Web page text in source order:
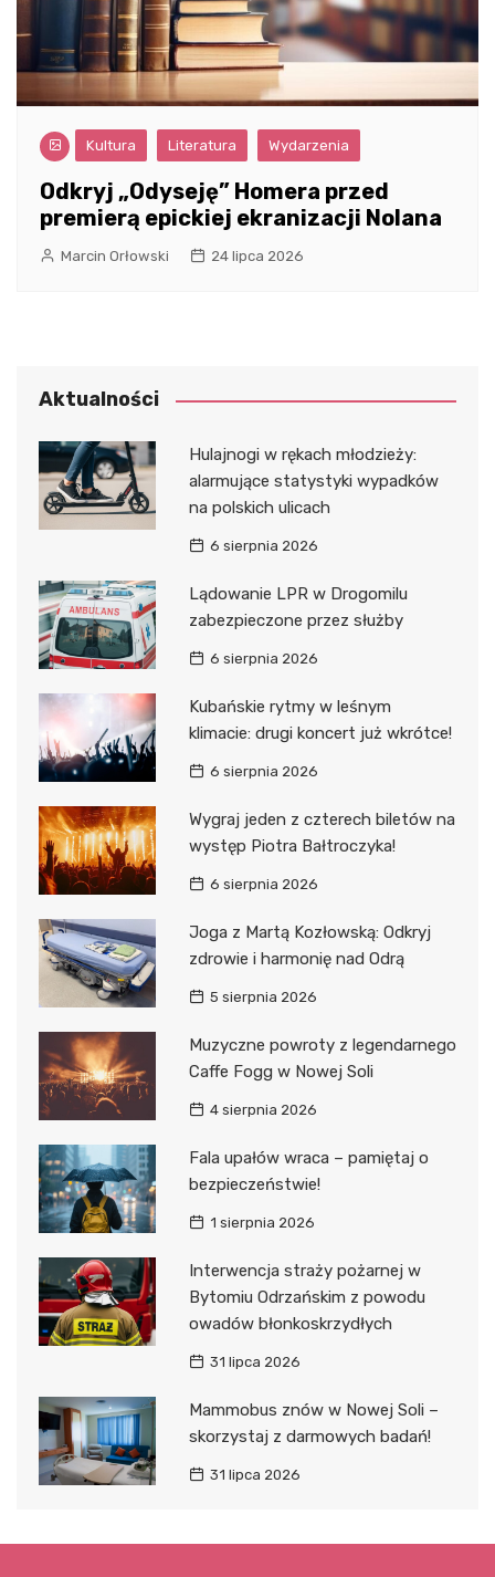
Kultura Literatura Wydarzenia
Odkryj „Odyseję” Homera przed
premierą epickiej ekranizacji Nolana
Marcin Orłowski 24 lipca 2026
Aktualności
Hulajnogi w rękach młodzieży:
alarmujące statystyki wypadków
na polskich ulicach
6 sierpnia 2026
Lądowanie LPR w Drogomilu
zabezpieczone przez służby
6 sierpnia 2026
Kubańskie rytmy w leśnym
klimacie: drugi koncert już wkrótce!
6 sierpnia 2026
Wygraj jeden z czterech biletów na
występ Piotra Bałtroczyka!
6 sierpnia 2026
Joga z Martą Kozłowską: Odkryj
zdrowie i harmonię nad Odrą
5 sierpnia 2026
Muzyczne powroty z legendarnego
Caffe Fogg w Nowej Soli
4 sierpnia 2026
Fala upałów wraca – pamiętaj o
bezpieczeństwie!
1 sierpnia 2026
Interwencja straży pożarnej w
Bytomiu Odrzańskim z powodu
owadów błonkoskrzydłych
31 lipca 2026
Mammobus znów w Nowej Soli –
skorzystaj z darmowych badań!
31 lipca 2026